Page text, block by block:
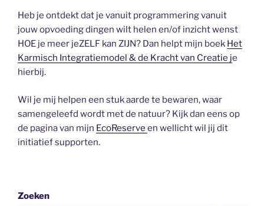
Heb je ontdekt dat je vanuit programmering vanuit
jouw opvoeding dingen wilt helen en/of inzicht wenst
HOE je meer jeZELF kan ZIJN? Dan helpt mijn boek Het
Karmisch Integratiemodel & de Kracht van Creatie je
hierbij.
Wil je mij helpen een stuk aarde te bewaren, waar
samengeleefd wordt met de natuur? Kijk dan eens op
de pagina van mijn EcoReserve en wellicht wil jij dit
initiatief supporten.
Zoeken